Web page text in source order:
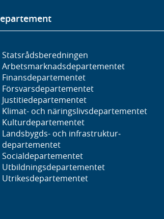
Statsrådsberedningen
Arbetsmarknads­departementet
Finans­departementet
Försvars­departementet
Justitie­departementet
Klimat- och näringslivs­departementet
Kultur­departementet
Landsbygds- och infrastruktur­
departementet
Social­departementet
Utbildnings­departementet
Utrikes­departementet